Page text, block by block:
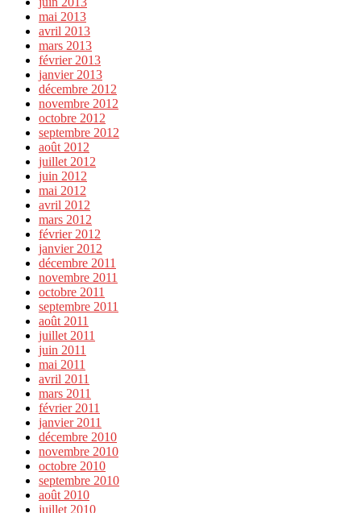
mai 2013
avril 2013
mars 2013
février 2013
janvier 2013
décembre 2012
novembre 2012
octobre 2012
septembre 2012
août 2012
juillet 2012
juin 2012
mai 2012
avril 2012
mars 2012
février 2012
janvier 2012
décembre 2011
novembre 2011
octobre 2011
septembre 2011
août 2011
juillet 2011
juin 2011
mai 2011
avril 2011
mars 2011
février 2011
janvier 2011
décembre 2010
novembre 2010
octobre 2010
septembre 2010
août 2010
juillet 2010